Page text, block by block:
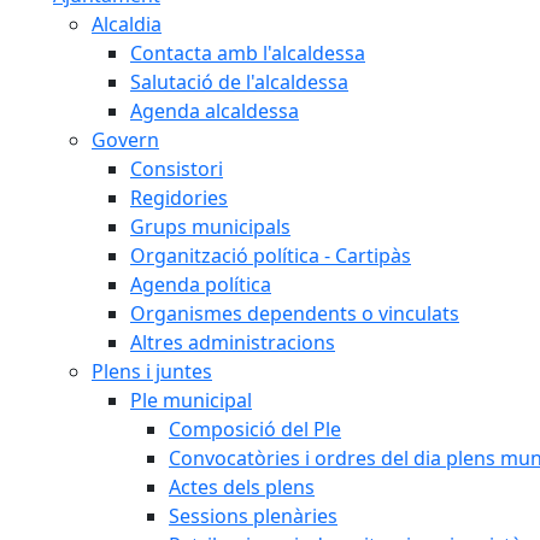
Alcaldia
Contacta amb l'alcaldessa
Salutació de l'alcaldessa
Agenda alcaldessa
Govern
Consistori
Regidories
Grups municipals
Organització política - Cartipàs
Agenda política
Organismes dependents o vinculats
Altres administracions
Plens i juntes
Ple municipal
Composició del Ple
Convocatòries i ordres del dia plens
Actes dels plens
Sessions plenàries